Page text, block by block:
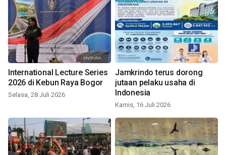
International Lecture Series
2026 di Kebun Raya Bogor
Selasa, 28 Juli 2026
Jamkrindo terus dorong
jutaan pelaku usaha di
Indonesia
Kamis, 16 Juli 2026